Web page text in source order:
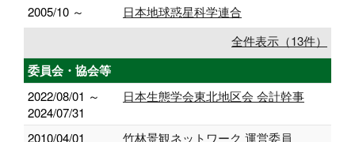
2005/10 ～
日本地球惑星科学連合
全件表示（13件）
委員会・協会等
2022/08/01 ～
2024/07/31
日本生態学会東北地区会 会計幹事
2010/04/01 竹林景観ネットワーク 運営委員